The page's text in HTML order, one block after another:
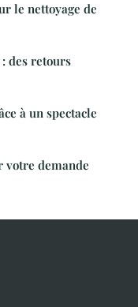
le nettoyage de
des retours
à un spectacle
votre demande